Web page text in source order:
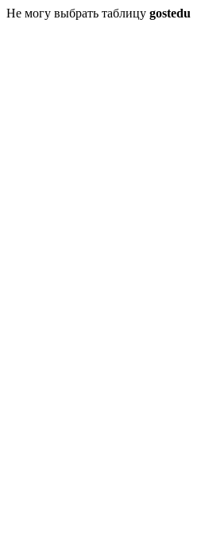
Не могу выбрать таблицу gostedu